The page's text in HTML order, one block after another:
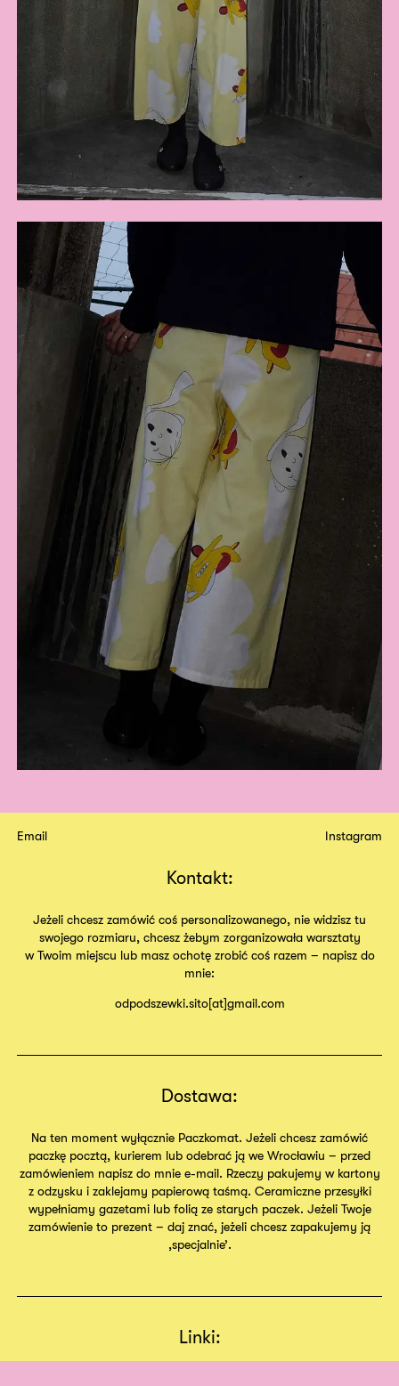
Email Instagram
Kontakt:
Jeżeli chcesz zamówić coś personalizowanego, nie widzisz tu
swojego rozmiaru, chcesz żebym zorganizowała warsztaty
w Twoim miejscu lub masz ochotę zrobić coś razem – napisz do
mnie:
odpodszewki.sito[at]gmail.com
Dostawa:
Na ten moment wyłącznie Paczkomat. Jeżeli chcesz zamówić
paczkę pocztą, kurierem lub odebrać ją we Wrocławiu – przed
zamówieniem napisz do mnie e-mail. Rzeczy pakujemy w kartony
z odzysku i zaklejamy papierową taśmą. Ceramiczne przesyłki
wypełniamy gazetami lub folią ze starych paczek. Jeżeli Twoje
zamówienie to prezent – daj znać, jeżeli chcesz zapakujemy ją
,specjalnie’.
Linki: